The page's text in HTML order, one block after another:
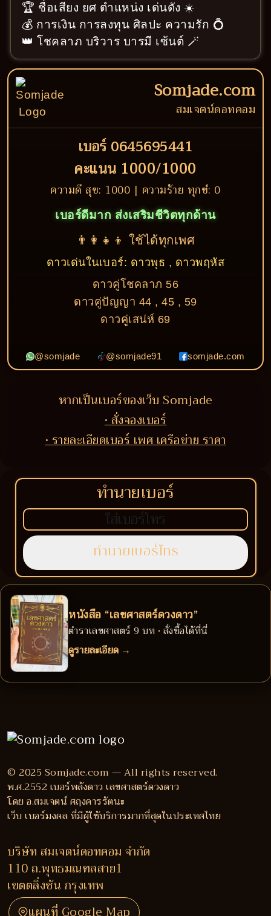
🏆 ชื่อเสียง ยศ ตำแหน่ง เด่นดัง ☀️
💰 การเงิน การลงทุน ศิลปะ ความรัก 💍
👑 โชคลาภ บริวาร บารมี เซ้นต์ 🪄
Somjade.com
สมเจตน์ดอทคอม
เบอร์ 0645695441
คะแนน 1000/1000
ความดี สุข: 1000 | ความร้าย ทุกข์: 0
เบอร์ดีมาก ส่งเสริมชีวิตทุกด้าน
👨‍👩‍👧‍👦 ใช้ได้ทุกเพศ
ดาวเด่นในเบอร์: ดาวพุธ , ดาวพฤหัส
ดาวคู่โชคลาภ 56
ดาวคู่ปัญญา 44 , 45 , 59
ดาวคู่เสน่ห์ 69
@somjade @somjade91 somjade.com
หากเป็นเบอร์ของเว็บ Somjade
• สั่งจองเบอร์
• รายละเอียดเบอร์ เพศ เครือข่าย ราคา
ทำนายเบอร์
หนังสือ “เลขศาสตร์ดวงดาว”
ตำราเลขศาสตร์ 9 บท • สั่งซื้อได้ที่นี่
ดูรายละเอียด →
© 2025 Somjade.com — All rights reserved.
พ.ศ.2552 เบอร์พลังดาว เลขศาสตร์ดวงดาว
โดย อ.สมเจตน์ ศฤงคารรัตนะ
เว็บ เบอร์มงคล ที่มีผู้ใช้บริการมากที่สุดในประเทศไทย
บริษัท สมเจตน์ดอทคอม จำกัด
110 ถ.พุทธมณฑลสาย1
เขตตลิ่งชัน กรุงเทพ